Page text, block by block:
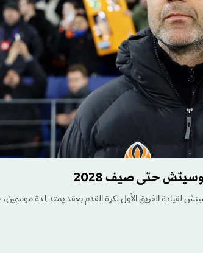
حتى صيف 2028
لقيادة الفريق الأول لكرة القدم بعقد يمتد لمدة